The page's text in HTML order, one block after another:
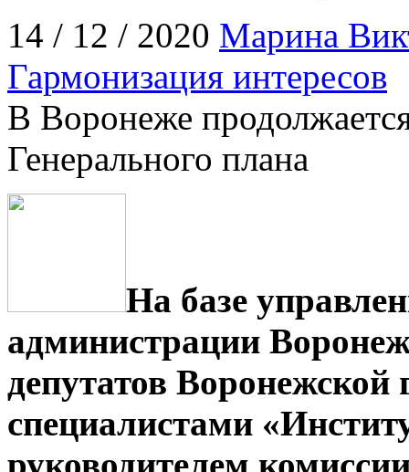
14 / 12 / 2020 Марина
Гармонизация интересов
В Воронеже
Генерального плана
На базе
администрации
депутатов
специалистами
руководителем